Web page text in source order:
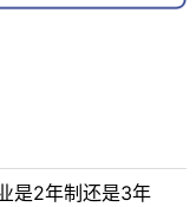
是2年制还是3年